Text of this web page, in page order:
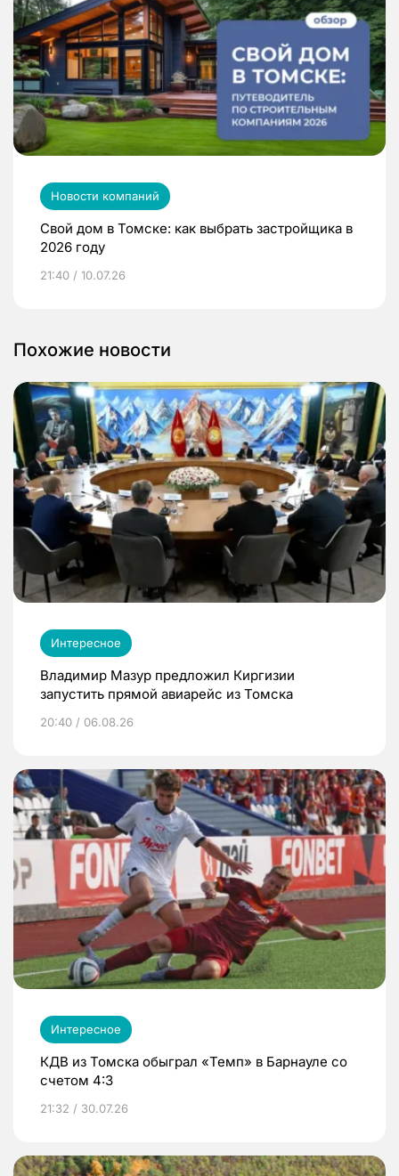
Новости компаний
Свой дом в Томске: как выбрать застройщика в
2026 году
21:40 / 10.07.26
Похожие новости
Интересное
Владимир Мазур предложил Киргизии
запустить прямой авиарейс из Томска
20:40 / 06.08.26
Интересное
КДВ из Томска обыграл «Темп» в Барнауле со
счетом 4:3
21:32 / 30.07.26